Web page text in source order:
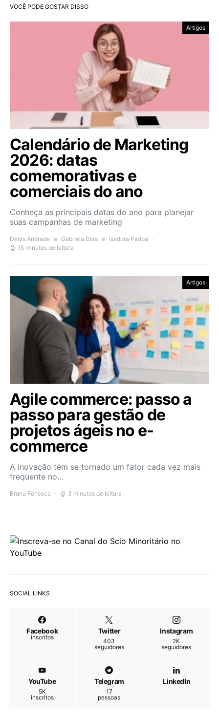
VOCÊ PODE GOSTAR DISSO
Artigos
Calendário de Marketing
2026: datas
comemorativas e
comerciais do ano
Conheça as principais datas do ano para planejar
suas campanhas de marketing
Denis Andrade e Gabriela Dias e Isadora Padoa
15 minutos de leitura
Artigos
Agile commerce: passo a
passo para gestão de
projetos ágeis no e-
commerce
A inovação tem se tornado um fator cada vez mais
frequente no…
Bruna Fonseca 3 minutos de leitura
SOCIAL LINKS
Facebook
inscritos
Twitter
403
seguidores
Instagram
2K
seguidores
YouTube
5K
inscritos
Telegram
17
pessoas
LinkedIn